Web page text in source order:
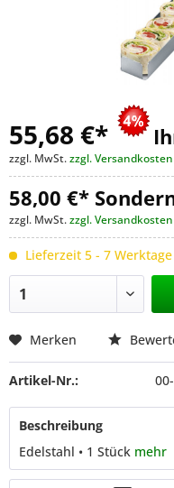
55,68 €*
zzgl. MwSt.zzgl. Versandkosten
58,00 €*
zzgl. MwSt.zzgl. Versandkosten
Lieferzeit 5 - 7 Werktage
Merken
Artikel-Nr.:
Beschreibung
Edelstahl • 1 Stück mehr